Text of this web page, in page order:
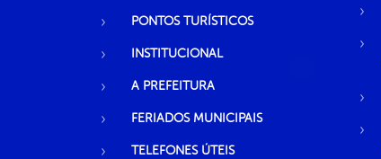
PONTOS TURÍSTICOS
INSTITUCIONAL
A PREFEITURA
FERIADOS MUNICIPAIS
TELEFONES ÚTEIS